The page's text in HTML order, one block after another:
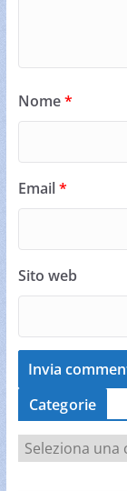
Nome*
Email*
Sito web
Categorie
a